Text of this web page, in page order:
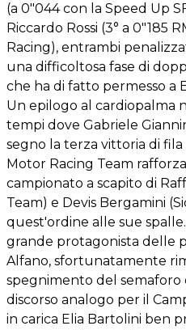
(a 0"044 con la Speed Up
Riccardo Rossi (3° a 0"185
Racing), entrambi
una difficoltosa fase di
che ha di fatto permesso a
Un epilogo al cardiopalma
tempi dove Gabriele
segno la terza vittoria di
Motor Racing Team
campionato a scapito di
Team) e Devis Bergamini
quest'ordine alle sue
grande protagonista delle
Alfano, sfortunatamente
spegnimento del
discorso analogo per il
in carica Elia Bartolini ben